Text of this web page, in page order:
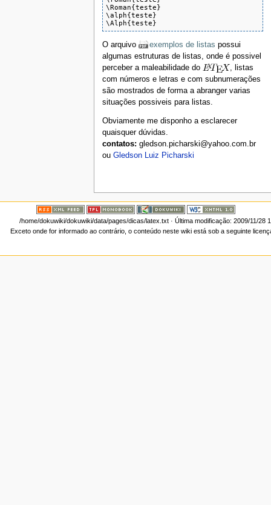
\Roman{teste}
\alph{teste}
\Alph{teste}
O arquivo exemplos de listas possui
algumas estruturas de listas, onde é possivel
perceber a maleabilidade do
, listas
com números e letras e com subnumerações
são mostrados de forma a abranger varias
situações possiveis para listas.
Obviamente me disponho a esclarecer
quaisquer dúvidas.
contatos: gledson.picharski@yahoo.com.br
ou Gledson Luiz Picharski
/home/dokuwiki/dokuwiki/data/pages/dicas/latex.txt· Última modificação: 2009/11/28
Exceto onde for informado ao contrário, o conteúdo neste wiki está sob a seguinte